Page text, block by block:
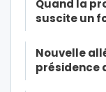
Quand la
suscite un
Nouvelle
présidence